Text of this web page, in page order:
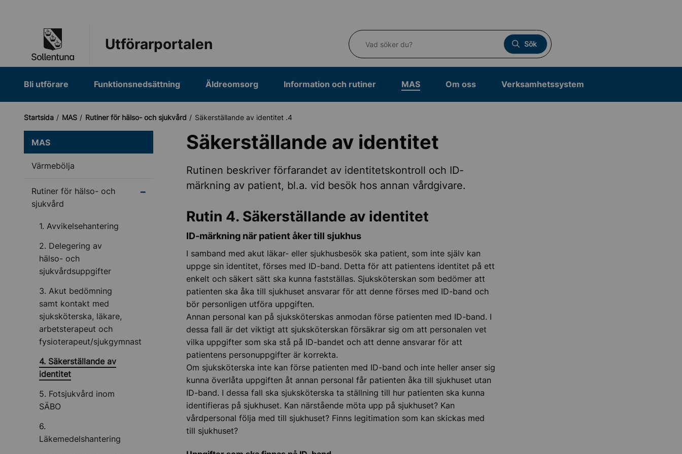
Utförarportalen
Vad söker du?
Sök
Bli utförare Funktionsnedsättning Äldreomsorg Information och rutiner MAS Om oss Verksamhetssystem
Startsida MAS Rutiner för hälso- och sjukvård 4. Säkerställande av identitet
MAS
Värmebölja
Rutiner för hälso- och
sjukvård
Undermeny för Rutiner för hälso- och sjukvård
1. Avvikelsehantering
2. Delegering av
hälso- och
sjukvårdsuppgifter
3. Akut bedömning
samt kontakt med
sjuksköterska, läkare,
arbetsterapeut och
fysioterapeut/sjukgymnast
4. Säkerställande av
identitet
5. Fotsjukvård inom
SÄBO
6.
Läkemedelshantering
Säkerställande av identitet
Rutinen beskriver förfarandet av identitetskontroll och ID-
märkning av patient, bl.a. vid besök hos annan vårdgivare.
Rutin 4. Säkerställande av identitet
ID-märkning när patient åker till sjukhus
I samband med akut läkar- eller sjukhusbesök ska patient, som inte själv kan
uppge sin identitet, förses med ID-band. Detta för att patientens identitet på ett
enkelt och säkert sätt ska kunna fastställas. Sjuksköterskan som bedömer att
patienten ska åka till sjukhuset ansvarar för att denne förses med ID-band och
bör personligen utföra uppgiften.
Annan personal kan på sjuksköterskas anmodan förse patienten med ID-band. I
dessa fall är det viktigt att sjuksköterskan försäkrar sig om att personalen vet
vilka uppgifter som ska stå på ID-bandet och att denne ansvarar för att
patientens personuppgifter är korrekta.
Om sjuksköterska inte kan förse patienten med ID-band och inte heller anser sig
kunna överlåta uppgiften åt annan personal får patienten åka till sjukhuset utan
ID-band. I dessa fall ska sjuksköterska ta ställning till hur patienten ska kunna
identifieras på sjukhuset. Kan närstående möta upp på sjukhuset? Kan
vårdpersonal följa med till sjukhuset? Finns legitimation som kan skickas med
till sjukhuset?